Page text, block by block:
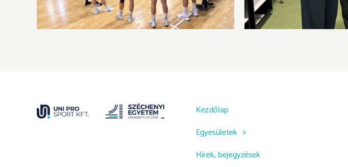
Kezdőlap
Egyesületek
Hírek, bejegyzések